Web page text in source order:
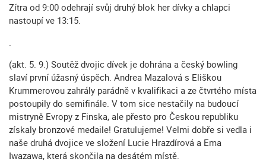
Zítra od 9:00 odehrají svůj druhý blok her dívky a chlapci
nastoupí ve 13:15.
(akt. 5. 9.) Soutěž dvojic dívek je dohrána a český bowling
slaví první úžasný úspěch. Andrea Mazalová s Eliškou
Krummerovou zahrály parádně v kvalifikaci a ze čtvrtého místa
postoupily do semifinále. V tom sice nestačily na budoucí
mistryně Evropy z Finska, ale přesto pro Českou republiku
získaly bronzové medaile! Gratulujeme! Velmi dobře si vedla i
naše druhá dvojice ve složení Lucie Hrazdírová a Ema
Iwazawa, která skončila na desátém místě.